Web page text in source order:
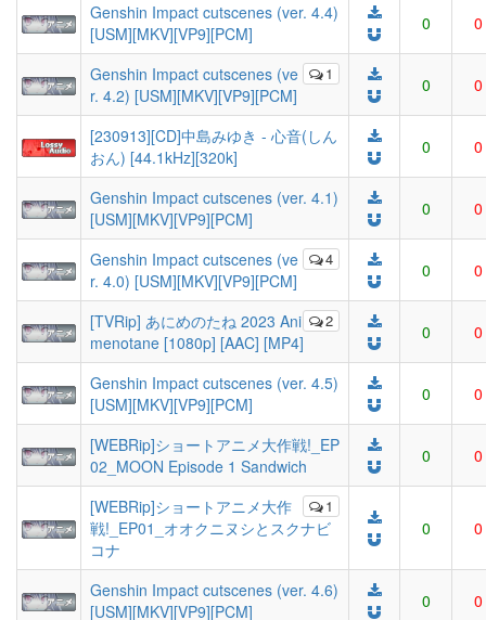
Genshin Impact cutscenes (ver. 4.4)
[USM][MKV][VP9][PCM]
0 0
1
Genshin Impact cutscenes (ve
r. 4.2) [USM][MKV][VP9][PCM]
0 0
[230913][CD]中島みゆき - 心音(しん
おん) [44.1kHz][320k]
0 0
Genshin Impact cutscenes (ver. 4.1)
[USM][MKV][VP9][PCM]
0 0
4
Genshin Impact cutscenes (ve
r. 4.0) [USM][MKV][VP9][PCM]
0 0
2
[TVRip] あにめのたね 2023 Ani
menotane [1080p] [AAC] [MP4]
0 0
Genshin Impact cutscenes (ver. 4.5)
[USM][MKV][VP9][PCM]
0 0
[WEBRip]ショートアニメ大作戦!_EP
02_MOON Episode 1 Sandwich
0 0
1
[WEBRip]ショートアニメ大作
戦!_EP01_オオクニヌシとスクナビ
コナ
0 0
Genshin Impact cutscenes (ver. 4.6)
[USM][MKV][VP9][PCM]
0 0